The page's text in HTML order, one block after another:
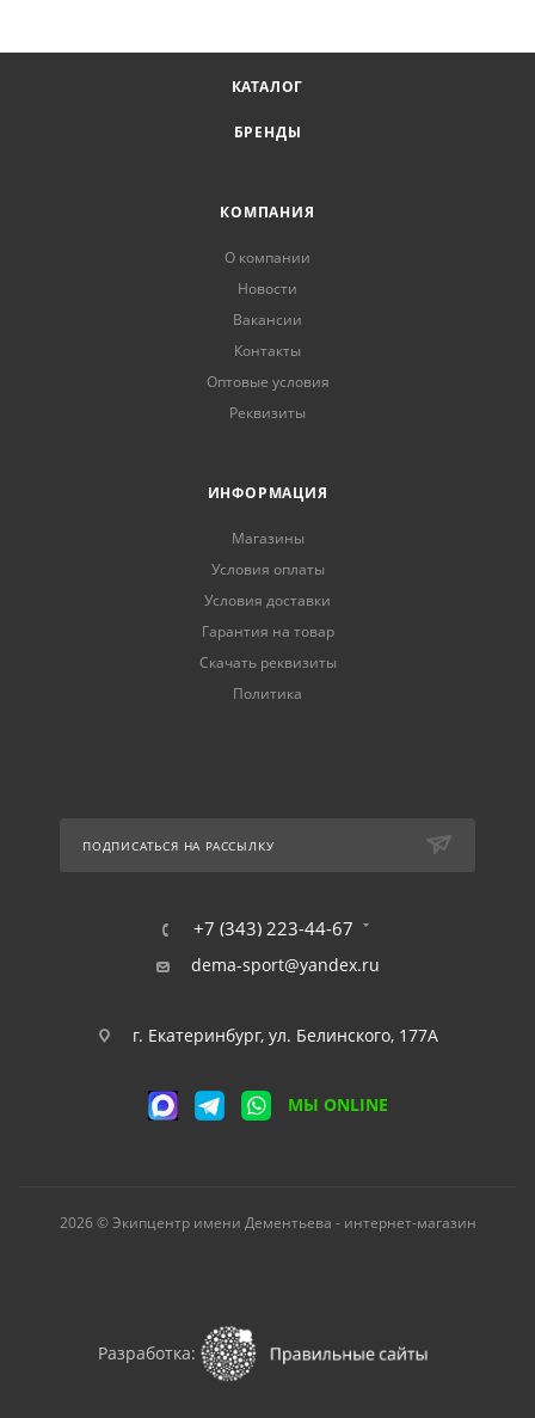
КАТАЛОГ
БРЕНДЫ
КОМПАНИЯ
О компании
Новости
Вакансии
Контакты
Оптовые условия
Реквизиты
ИНФОРМАЦИЯ
Магазины
Условия оплаты
Условия доставки
Гарантия на товар
Скачать реквизиты
Политика
ПОДПИСАТЬСЯ НА РАССЫЛКУ
+7 (343) 223-44-67
dema-sport@yandex.ru
г. Екатеринбург, ул. Белинского, 177А
МЫ ONLINE
2026 © Экипцентр имени Дементьева - интернет-магазин
Разработка: